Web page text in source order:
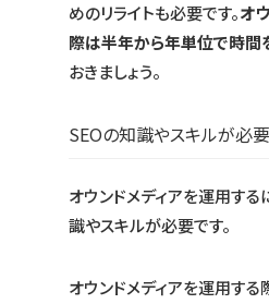
めのリライトも必要です。オ
際は半年から年単位で時間
おきましょう。
SEOの知識やスキルが必要
オウンドメディアを運用す
識やスキルが必要です。
オウンドメディアを運用す